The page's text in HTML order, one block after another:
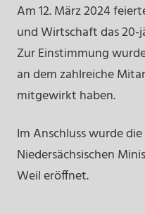
Am 12. März 2024
und Wirtschaft das 20-
Zur Einstimmung
an dem zahlreiche
mitgewirkt haben.
Im Anschluss wurde
Niedersächsischen
Weil eröffnet.